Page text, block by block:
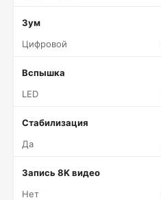
Зум
Цифровой
Вспышка
LED
Стабилизация
Да
Запись 8K видео
Нет